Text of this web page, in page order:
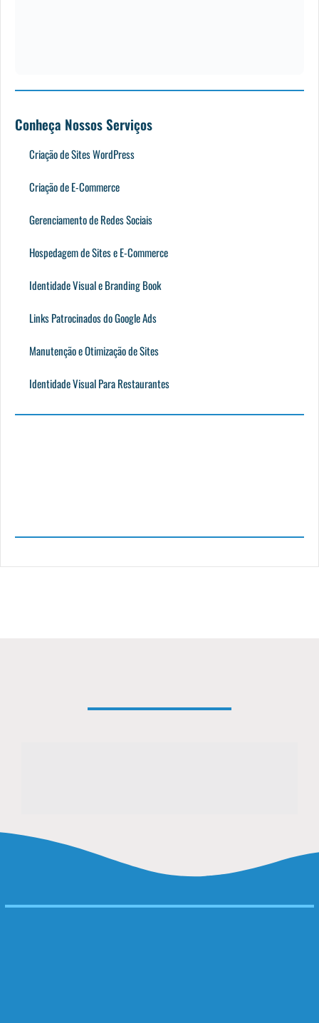
Conheça Nossos Serviços
Criação de Sites WordPress
Criação de E-Commerce
Gerenciamento de Redes Sociais
Hospedagem de Sites e E-Commerce
Identidade Visual e Branding Book
Links Patrocinados do Google Ads
Manutenção e Otimização de Sites
Identidade Visual Para Restaurantes